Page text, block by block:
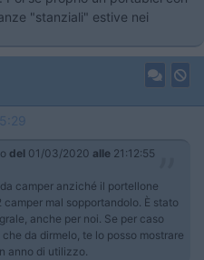
"stanziali" estive nei
del 01/03/2020 alle 21:12:55
camper anziché il portellone
mal sopportandolo. È stato
anche per noi. Se per caso
da dirmelo, te lo posso mostrare
anno di utilizzo.